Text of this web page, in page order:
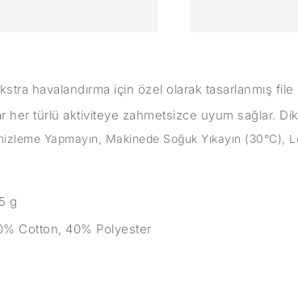
havalandırma için özel olarak tasarlanmış
her türlü aktiviteye zahmetsizce uyum sağlar.
Yapmayın, Makinede Soğuk Yıkayın (30°C),
g
Cotton, 40% Polyester